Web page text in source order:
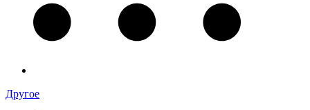
Другое